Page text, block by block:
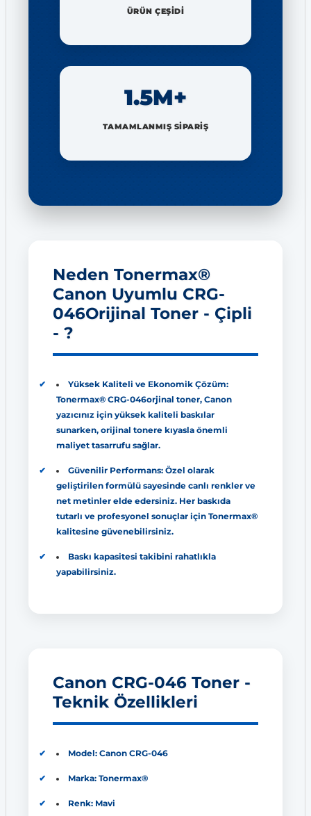
ÜRÜN ÇEŞİDİ
1.5M+
TAMAMLANMIŞ SİPARİŞ
Neden Tonermax®
Canon Uyumlu CRG-
046Orijinal Toner - Çipli
- ?
Yüksek Kaliteli ve Ekonomik Çözüm:
Tonermax® CRG-046orjinal toner, Canon
yazıcınız için yüksek kaliteli baskılar
sunarken, orijinal tonere kıyasla önemli
maliyet tasarrufu sağlar.
Güvenilir Performans: Özel olarak
geliştirilen formülü sayesinde canlı renkler ve
net metinler elde edersiniz. Her baskıda
tutarlı ve profesyonel sonuçlar için Tonermax®
kalitesine güvenebilirsiniz.
Baskı kapasitesi takibini rahatlıkla
yapabilirsiniz.
Canon CRG-046 Toner -
Teknik Özellikleri
Model: Canon CRG-046
Marka: Tonermax®
Renk: Mavi